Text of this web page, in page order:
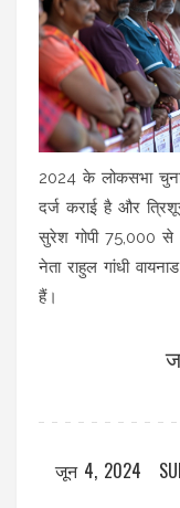
2024 के लोकसभा
दर्ज कराई है और
सुरेश गोपी 75,000
नेता राहुल गांधी
हैं।
जून 4, 2024